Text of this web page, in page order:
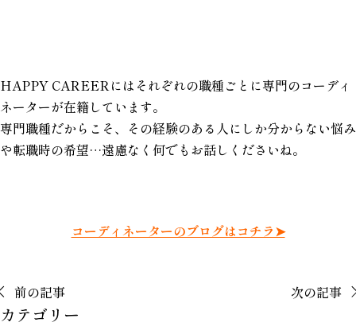
HAPPY CAREERにはそれぞれの職種ごとに専門のコーディ
ネーターが在籍しています。
専門職種だからこそ、その経験のある人にしか分からない悩み
や転職時の希望…遠慮なく何でもお話しくださいね。
コーディネーターのブログはコチラ➤
前の記事 次の記事
カテゴリー